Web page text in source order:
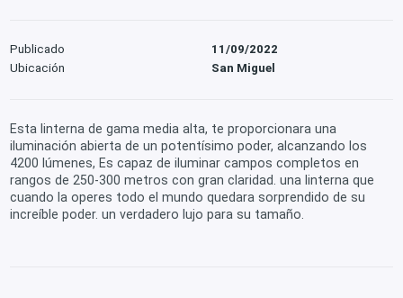
Publicado
11/09/2022
Ubicación
San Miguel
Esta linterna de gama media alta, te proporcionara una
iluminación abierta de un potentísimo poder, alcanzando los
4200 lúmenes, Es capaz de iluminar campos completos en
rangos de 250-300 metros con gran claridad. una linterna que
cuando la operes todo el mundo quedara sorprendido de su
increíble poder. un verdadero lujo para su tamaño.